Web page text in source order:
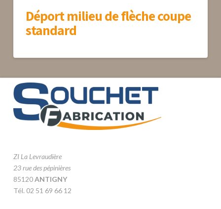
Déport milieu de flèche coupe
standard
ZI La Levraudière
23 rue des pépinières
85120ANTIGNY
Tél. 02 51 69 66 12